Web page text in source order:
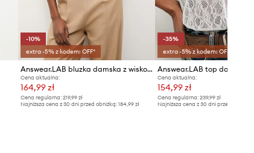
-10%
extra -5% z kodem: OFF*
Answear.LAB bluzka damska z wiskozą
Cena aktualna:
164,99 zł
Cena regularna:219,99 zł
Najniższa cena z 30 dni przed obniżką:184,99 zł
-35%
extra -5% z kodem: OFF*
Answear.LAB top damski
Cena aktualna:
154,99 zł
Cena regularna: 239,99 zł
Najniższa cena z 30 dni przed obniżką: